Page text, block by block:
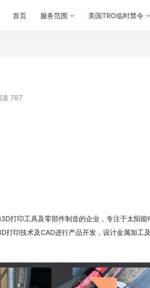
首页 服务范围 美国TRO临时禁令
读 787
打印工具及零部件制造的企业，专注于太阳能
印技术及CAD进行产品开发，设计金属加工